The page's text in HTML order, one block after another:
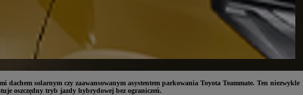
solarnym czy zaawansowanym asystentem parkowania Toyota Teammate. Ten niezwykle
oszczędny tryb jazdy hybrydowej bez ograniczeń.